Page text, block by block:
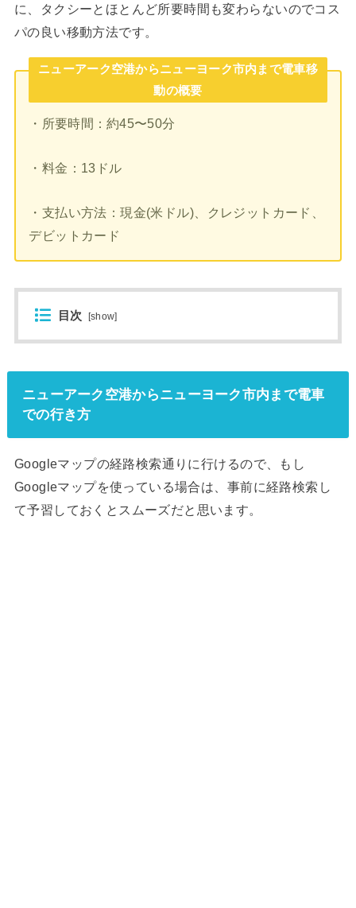
に、タクシーとほとんど所要時間も変わらないのでコス
パの良い移動方法です。
ニューアーク空港からニューヨーク市内まで電車移
動の概要
・所要時間：約45〜50分
・料金：13ドル
・支払い方法：現金(米ドル)、クレジットカード、
デビットカード
目次 [show]
ニューアーク空港からニューヨーク市内まで電車
での行き方
Googleマップの経路検索通りに行けるので、もし
Googleマップを使っている場合は、事前に経路検索し
て予習しておくとスムーズだと思います。